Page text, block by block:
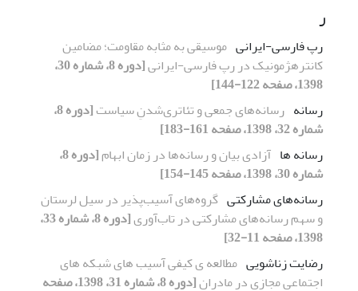
ر
رپ فارسی-ایرانی موسیقی به مثابه مقاومت؛ مضامین
کانترهژمونیک در رپ فارسی-ایرانی
[دوره 8، شماره 30،
1398، صفحه 122-144]
رسانه رسانه‌های جمعی و تئاتری‌شدنِ سیاست
[دوره 8،
شماره 32، 1398، صفحه 161-183]
رسانه ها آزادی بیان و رسانه‌ها در زمان ابهام
[دوره 8،
شماره 30، 1398، صفحه 145-154]
رسانه‌های مشارکتی گروه‌های آسیب‌پذیر در سیل لرستان
و سهم رسانه‌های مشارکتی در تاب‌آوری
[دوره 8، شماره 33،
1398، صفحه 11-32]
رضایت زناشویی مطالعه ی کیفی آسیب های شبکه های
اجتماعی مجازی در مادران
[دوره 8، شماره 31، 1398، صفحه